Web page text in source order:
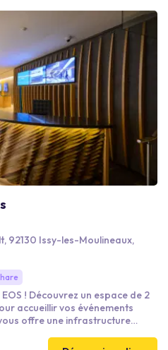
92130 Issy-les-Moulineaux,
! Découvrez un espace de 2
accueillir vos événements
offre une infrastructure
événement est conçu pour